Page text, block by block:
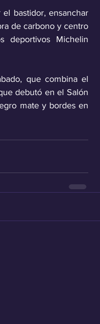
bastidor, ensanchar
de carbono y centro
deportivos Michelin
que combina el
debutó en el Salón
mate y bordes en